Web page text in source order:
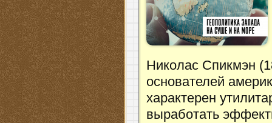
Николас Спикмэн
основателей
характерен
выработать